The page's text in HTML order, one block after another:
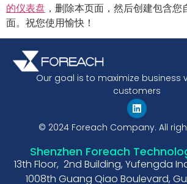
的仪表盘 ，删除本页面，然后创建包含
面。祝您使用愉快！
Our goal is to maximize business
customers
© 2024 Foreach Company. All
Shenzhen Foreach
13th Floor, 2nd Building, Yufengda
1008th Guang Qiao Boulevard,